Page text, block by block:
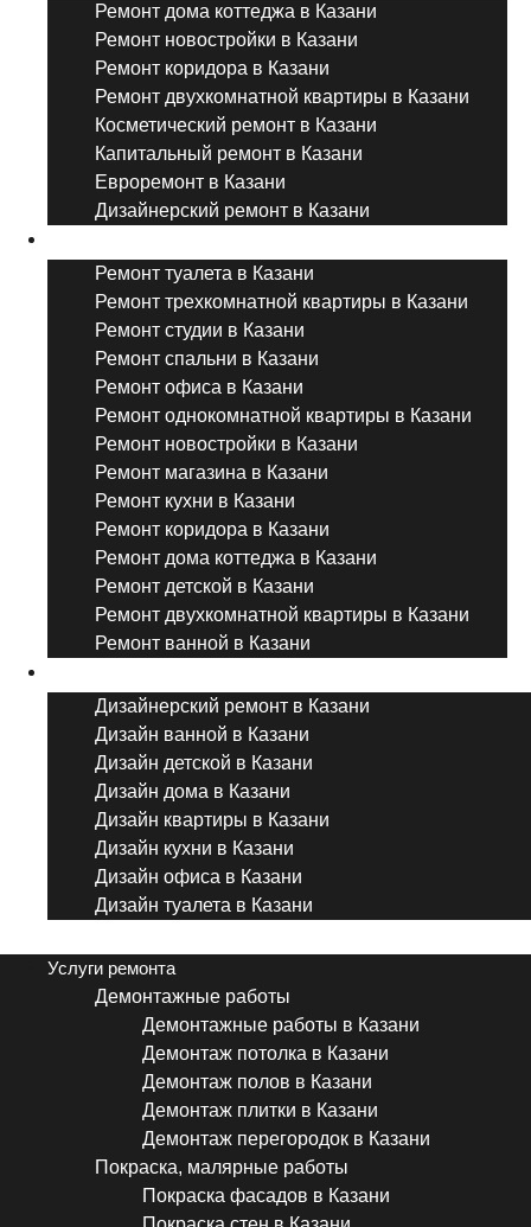
Ремонт дома коттеджа в Казани
Ремонт новостройки в Казани
Ремонт коридора в Казани
Ремонт двухкомнатной квартиры в Казани
Косметический ремонт в Казани
Капитальный ремонт в Казани
Евроремонт в Казани
Дизайнерский ремонт в Казани
Ремонт туалета в Казани
Ремонт трехкомнатной квартиры в Казани
Ремонт студии в Казани
Ремонт спальни в Казани
Ремонт офиса в Казани
Ремонт однокомнатной квартиры в Казани
Ремонт новостройки в Казани
Ремонт магазина в Казани
Ремонт кухни в Казани
Ремонт коридора в Казани
Ремонт дома коттеджа в Казани
Ремонт детской в Казани
Ремонт двухкомнатной квартиры в Казани
Ремонт ванной в Казани
Дизайнерский ремонт в Казани
Дизайн ванной в Казани
Дизайн детской в Казани
Дизайн дома в Казани
Дизайн квартиры в Казани
Дизайн кухни в Казани
Дизайн офиса в Казани
Дизайн туалета в Казани
Услуги ремонта
Демонтажные работы
Демонтажные работы в Казани
Демонтаж потолка в Казани
Демонтаж полов в Казани
Демонтаж плитки в Казани
Демонтаж перегородок в Казани
Покраска, малярные работы
Покраска фасадов в Казани